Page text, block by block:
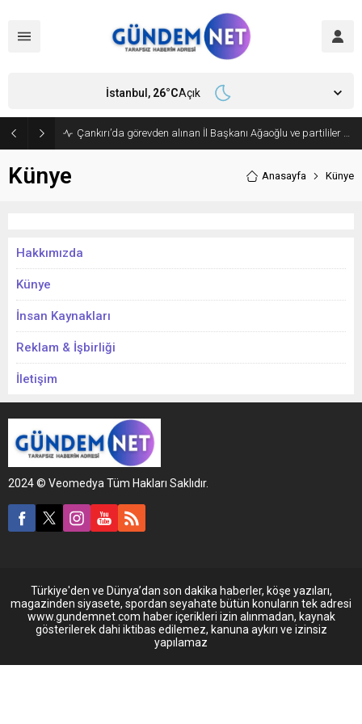
Çankırı’da görevden alınan İl Başkanı Ağaoğlu ve partililer CHP’den istifa edip, Yeni Parti’ye geçti
İstanbul, 26°CAçık
Künye Anasayfa Künye
Hakkımızda
Künye
İnsan Kaynakları
Reklam & İşbirliği
İletişim
2024 © Veomedya Tüm Hakları Saklıdır.
Türkiye'den ve Dünya’dan son dakika haberler, köşe yazıları,
magazinden siyasete, spordan seyahate bütün konuların tek adresi
www.gundemnet.com haber içerikleri izin alınmadan, kaynak
gösterilerek dahi iktibas edilemez, kanuna aykırı ve izinsiz
yapılamaz